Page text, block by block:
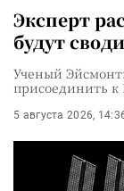
Эксперт
будут
Ученый
присоединить к
5 августа 2026,